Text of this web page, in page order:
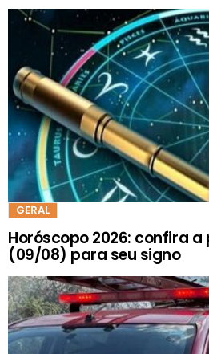
GERAL
Horóscopo 2026: confira a
(09/08) para seu signo